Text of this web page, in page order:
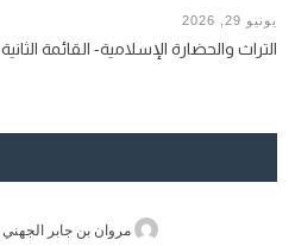
يونيو 29, 2026
التراث والحضارة الإسلامية- القائمة الثانية
حامد الزريقي on